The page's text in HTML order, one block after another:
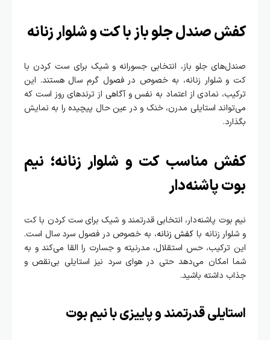
کفش صندل جلو باز با کت و شلوار زنانه
صندل‌های جلو باز، انتخابی جسورانه و شیک برای ست کردن با
کت و شلوار زنانه، به خصوص در فصول گرم سال هستند. این
ترکیب، نمادی از اعتماد به نفس و آگاهی از ترندهای روز است که
می‌تواند استایلی مدرن، خنک و در عین حال پیچیده را به نمایش
بگذارد.
کفش مناسب کت و شلوار زنانه؛ نیم
بوت پاشنه‌دار
نیم بوت پاشنه‌دار، انتخابی قدرتمند و شیک برای ست کردن با کت
و شلوار زنانه با کفش زنانه، به خصوص در فصول سرد سال است.
این ترکیب، حس استقلال، مدرنیته و جسارت را القا می‌کند و به
شما امکان می‌دهد حتی در هوای سرد نیز استایلی بی‌نقص و
جذاب داشته باشید.
استایلی قدرتمند و پاییزی با نیم بوت